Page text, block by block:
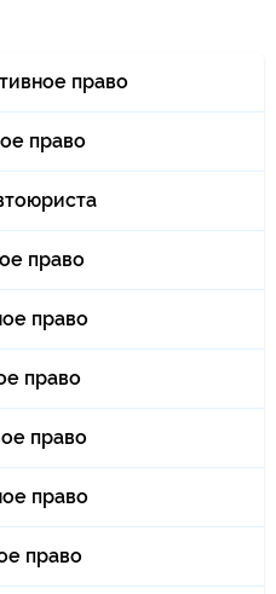
право
право
право
право
право
право
право
право